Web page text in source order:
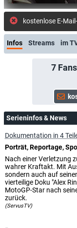
kostenlose E-
Infos Streams im
7Fans
Serieninfos & News
Dokumentation in 4
Porträt, Reportage,
Nach einer Verletzung
wahrer Kraftakt. Mit
sondern auch auf
vierteilige Doku "Alex
MotoGP-Star nach
zurück.
(ServusTV)